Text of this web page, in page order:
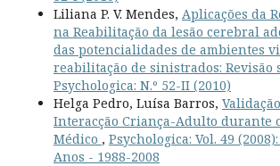
Liliana P. V. Mendes, Aplicações da
na Reabilitação da lesão cerebral
das potencialidades de ambientes
reabilitação de sinistrados: Revisão
Psychologica: N.º 52-II (2010)
Helga Pedro, Luísa Barros,
Interacção Criança-Adulto durante
Médico , Psychologica: Vol. 49
Anos - 1988-2008